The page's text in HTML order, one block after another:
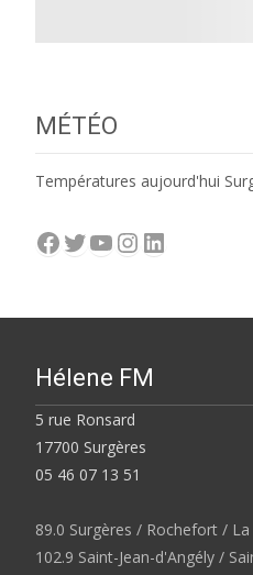
MÉTÉO
Températures aujourd'hui
Facebook
Twitter
YouTube
Instagram
LinkedIn
Hélene FM
5 rue Ronsard
17700 Surgères
05 46 07 13 51
89.0 Surgères / Rochefort /
102.9 Saint-Jean-d'Angély /